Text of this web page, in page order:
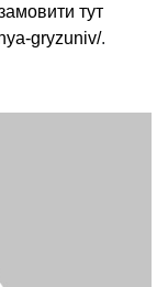
тут
gryzuniv/.